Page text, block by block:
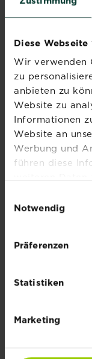
Diese
Wir verwenden
zu
anbieten zu
Website zu
Informationen
Website an
Werbung und
führen diese
weiteren Daten
Nutzung der
Notwendig
Präferenzen
Statistiken
Marketing